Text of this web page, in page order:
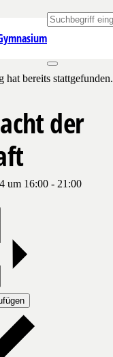
hat bereits stattgefunden.
der
um 16:00 - 21:00